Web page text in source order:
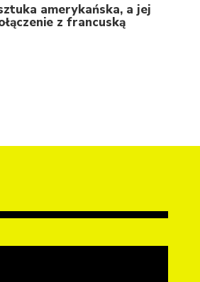
amerykańska, a jej
z francuską